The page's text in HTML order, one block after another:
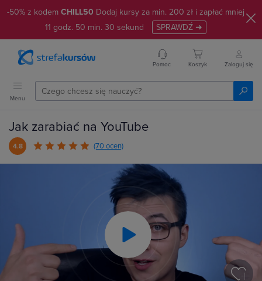
-50% z kodem CHILL50 Dodaj kursy za min. 200 zł i zapłać mniej
11 godz. 50 min. 29 sekund SPRAWDŹ ➜
Pomoc Koszyk Zaloguj się
Menu
Jak zarabiać na YouTube
4.8 (70 ocen)
Play